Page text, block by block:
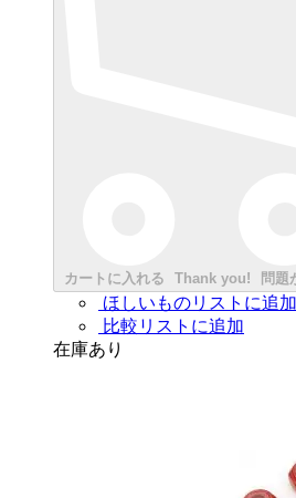
カートに入れる Thank you! 問題
ほしいものリストに追加
比較リストに追加
在庫あり